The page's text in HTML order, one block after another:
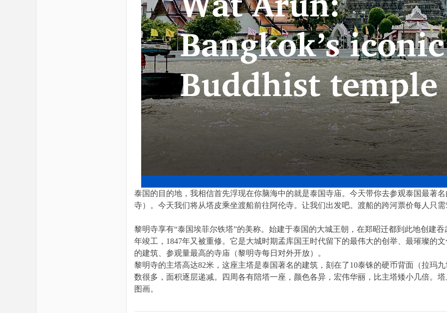
泰国的目的地，我相信首先浮现在你脑海中的就是泰国寺庙。今天带你去参观泰国最著
寺）。今天我们将从塔皮乘坐渡船前往阿伦寺。让我们出发吧。渡船的跨河票价每人只
黎明寺享有“泰国埃菲尔铁塔”的美称。始建于泰国的大城王朝，在郑昭迁都到此地创建
年竣工，1847年又被重修。它是大城时期孟库国王时代留下的最伟大的创举、最璀璨的
的建筑、参观量最高的寺庙（黎明寺每日对外开放）。
黎明寺的主塔高达82米，这座主塔是泰国著名的建筑，刻在了10泰铢的硬币背面（拉玛
数很多，面积逐层递减。四周各有陪塔一座，颜色各异，宏伟华丽，比主塔矮小几倍。
图画。